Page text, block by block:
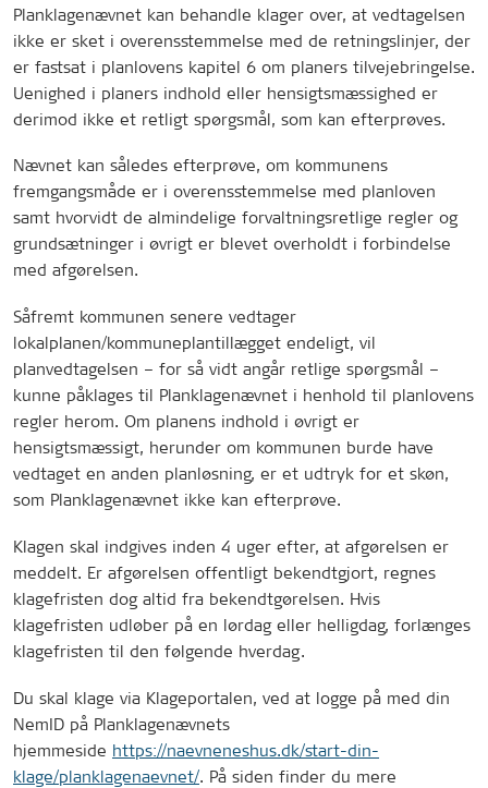
Planklagenævnet kan behandle klager over, at vedtagelsen
ikke er sket i overensstemmelse med de retningslinjer, der
er fastsat i planlovens kapitel 6 om planers tilvejebringelse.
Uenighed i planers indhold eller hensigtsmæssighed er
derimod ikke et retligt spørgsmål, som kan efterprøves.
Nævnet kan således efterprøve, om kommunens
fremgangsmåde er i overensstemmelse med planloven
samt hvorvidt de almindelige forvaltningsretlige regler og
grundsætninger i øvrigt er blevet overholdt i forbindelse
med afgørelsen.
Såfremt kommunen senere vedtager
lokalplanen/kommuneplantillægget endeligt, vil
planvedtagelsen – for så vidt angår retlige spørgsmål –
kunne påklages til Planklagenævnet i henhold til planlovens
regler herom. Om planens indhold i øvrigt er
hensigtsmæssigt, herunder om kommunen burde have
vedtaget en anden planløsning, er et udtryk for et skøn,
som Planklagenævnet ikke kan efterprøve.
Klagen skal indgives inden 4 uger efter, at afgørelsen er
meddelt. Er afgørelsen offentligt bekendtgjort, regnes
klagefristen dog altid fra bekendtgørelsen. Hvis
klagefristen udløber på en lørdag eller helligdag, forlænges
klagefristen til den følgende hverdag.
Du skal klage via Klageportalen, ved at logge på med din
NemID på Planklagenævnets
hjemmeside https://naevneneshus.dk/start-din-
klage/planklagenaevnet/. På siden finder du mere